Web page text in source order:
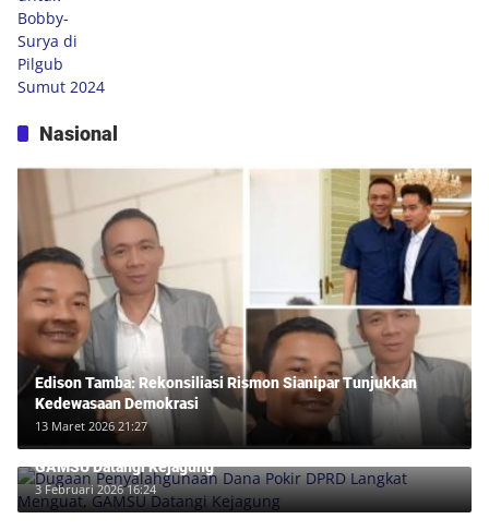
Nasional
Edison Tamba: Rekonsiliasi Rismon Sianipar Tunjukkan
Kedewasaan Demokrasi
13 Maret 2026 21:27
Dugaan Penyalahgunaan Dana Pokir DPRD Langkat Menguat,
GAMSU Datangi Kejagung
3 Februari 2026 16:24